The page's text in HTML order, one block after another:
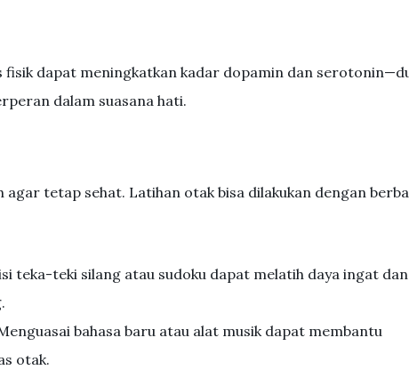
fisik dapat meningkatkan kadar dopamin dan
dalam suasana hati.
tetap sehat. Latihan otak bisa dilakukan dengan
teka-teki silang atau sudoku dapat melatih daya ingat dan
bahasa baru atau alat musik dapat membantu
otak.